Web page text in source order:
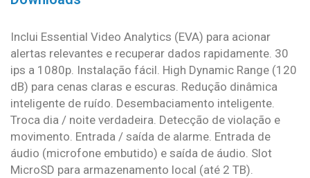
Inclui Essential Video Analytics (EVA) para acionar
alertas relevantes e recuperar dados rapidamente. 30
ips a 1080p. Instalação fácil. High Dynamic Range (120
dB) para cenas claras e escuras. Redução dinâmica
inteligente de ruído. Desembaciamento inteligente.
Troca dia / noite verdadeira. Detecção de violação e
movimento. Entrada / saída de alarme. Entrada de
áudio (microfone embutido) e saída de áudio. Slot
MicroSD para armazenamento local (até 2 TB).